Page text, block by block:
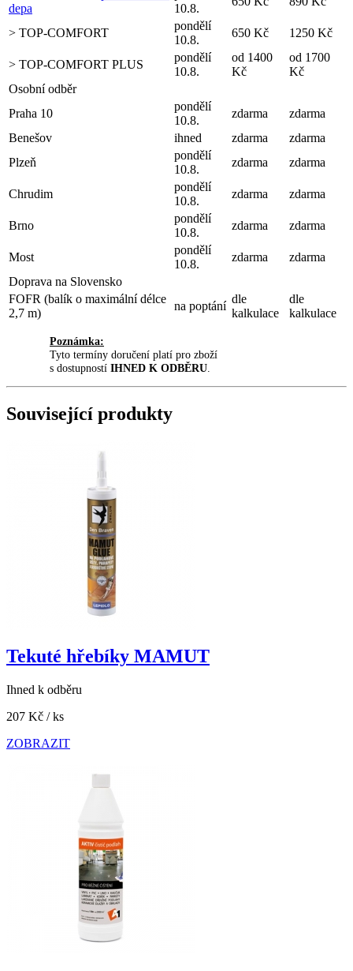
depa
10.8.
> TOP-COMFORT
pondělí
10.8.
650 Kč 1250 Kč
> TOP-COMFORT PLUS
pondělí
10.8.
od 1400
Kč
od 1700
Kč
Osobní odběr
Praha 10
pondělí
10.8.
zdarma
zdarma
Benešov
ihned zdarma
zdarma
Plzeň
pondělí
10.8.
zdarma zdarma
Chrudim
pondělí
10.8.
zdarma zdarma
Brno
pondělí
10.8.
zdarma zdarma
Most
pondělí
10.8.
zdarma
zdarma
Doprava na Slovensko
FOFR (balík o maximální délce
2,7 m)
na poptání
dle
kalkulace
dle
kalkulace
Poznámka:
Tyto termíny doručení platí pro zboží
s dostupností IHNED K ODBĚRU
Související produkty
Tekuté hřebíky MAMUT
Ihned k odběru
207 Kč / ks
ZOBRAZIT